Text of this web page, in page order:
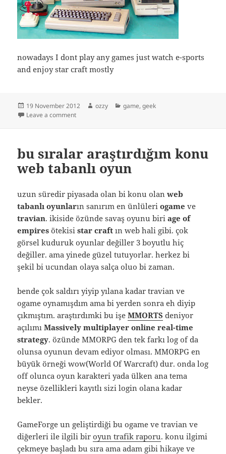
nowadays I dont play any games just watch e-sports
and enjoy star craft mostly
Posted
on
19 November 2012 Author
ozzy Categories
game,geek
Leave a commenton my first technologic toy
bu sıralar araştırdığım konu
web tabanlı oyun
uzun süredir piyasada olan bi konu olanweb
tabanlı oyunların sanırım en ünlüleriogame ve
travian. ikiside özünde savaş oyunu biriage of
empires ötekisistar craft ın web hali gibi. çok
görsel kuduruk oyunlar değiller 3 boyutlu hiç
değiller. ama yinede güzel tutuyorlar. herkez bi
şekil bi ucundan olaya salça oluo bi zaman.
bende çok saldırı yiyip yılana kadar travian ve
ogame oynamışdım ama bi yerden sonra eh diyip
çıkmıştım. araştırdımki bu işeMMORTS deniyor
açılımıMassively multiplayer online real-time
strategy. özünde MMORPG den tek farkı log of da
olunsa oyunun devam ediyor olması. MMORPG en
büyük örneği wow(World Of Warcraft) dur. onda log
off olunca oyun karakteri yada ülken ana tema
neyse özellikleri kayıtlı sizi login olana kadar
bekler.
GameForge un geliştirdiği bu ogame ve travian ve
diğerleri ile ilgili biroyun trafik raporu. konu ilgimi
çekmeye başladı bu sıra ama adam gibi hikaye ve